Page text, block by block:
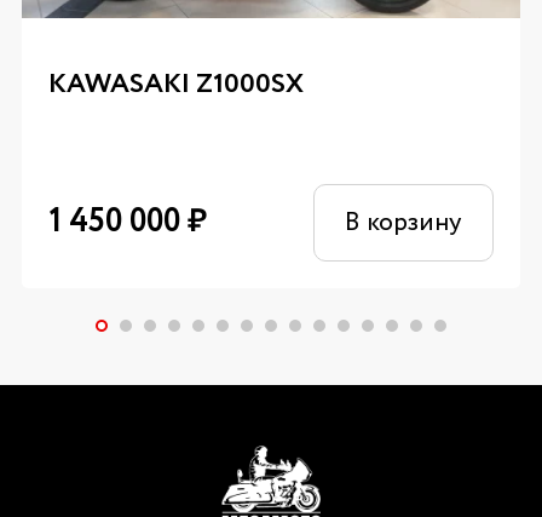
KAWASAKI Z1000SX
1 450 000₽ В корзину